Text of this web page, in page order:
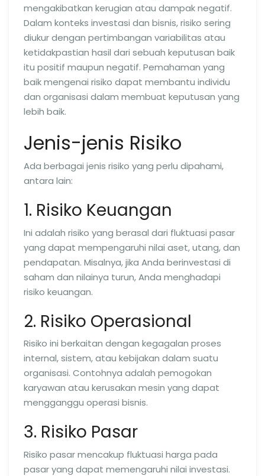
mengakibatkan kerugian atau dampak negatif.
Dalam konteks investasi dan bisnis, risiko sering
diukur dengan pertimbangan variabilitas atau
ketidakpastian hasil dari sebuah keputusan baik
itu positif maupun negatif. Pemahaman yang
baik mengenai risiko dapat membantu individu
dan organisasi dalam membuat keputusan yang
lebih baik.
Jenis-jenis Risiko
Ada berbagai jenis risiko yang perlu dipahami,
antara lain:
1. Risiko Keuangan
Ini adalah risiko yang berasal dari fluktuasi pasar
yang dapat mempengaruhi nilai aset, utang, dan
pendapatan. Misalnya, jika Anda berinvestasi di
saham dan nilainya turun, Anda menghadapi
risiko keuangan.
2. Risiko Operasional
Risiko ini berkaitan dengan kegagalan proses
internal, sistem, atau kebijakan dalam suatu
organisasi. Contohnya adalah pemogokan
karyawan atau kerusakan mesin yang dapat
mengganggu operasi bisnis.
3. Risiko Pasar
Risiko pasar mencakup fluktuasi harga pada
pasar yang dapat memengaruhi nilai investasi.